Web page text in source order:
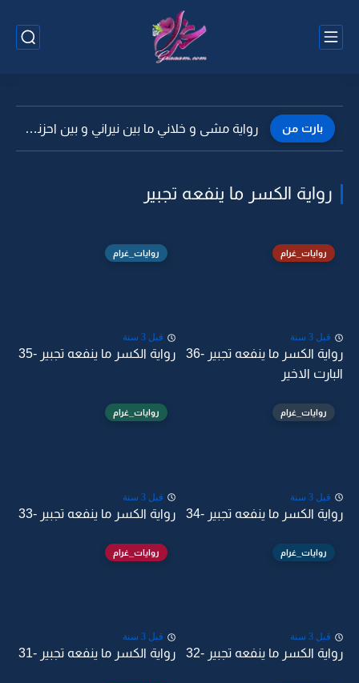
بارت من رواية مشى و خلاني ما بين نيراني و بين احزني...
رواية الكسر ما ينفعه تجبير
روايات_غرام
قبل 3 سنة
رواية الكسر ما ينفعه تجبير -36
البارت الاخير
روايات_غرام
قبل 3 سنة
رواية الكسر ما ينفعه تجبير -35
روايات_غرام
قبل 3 سنة
رواية الكسر ما ينفعه تجبير -34
روايات_غرام
قبل 3 سنة
رواية الكسر ما ينفعه تجبير -33
روايات_غرام
قبل 3 سنة
رواية الكسر ما ينفعه تجبير -32
روايات_غرام
قبل 3 سنة
رواية الكسر ما ينفعه تجبير -31